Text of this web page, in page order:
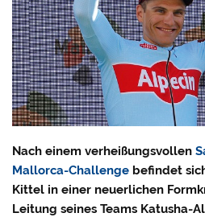
Nach einem verheißungsvollen
Mallorca-Challenge befindet
Kittel in einer neuerlichen
Leitung seines Teams Katusha-